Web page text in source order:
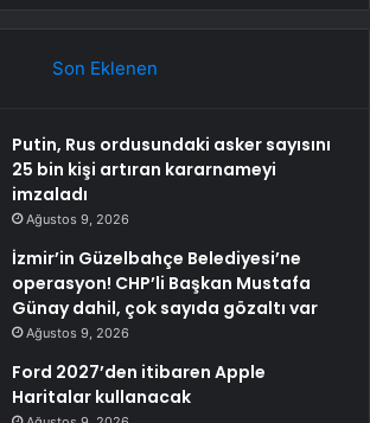
Son Eklenen
Putin, Rus ordusundaki asker sayısını
25 bin kişi artıran kararnameyi
imzaladı
Ağustos 9, 2026
İzmir’in Güzelbahçe Belediyesi’ne
operasyon! CHP’li Başkan Mustafa
Günay dahil, çok sayıda gözaltı var
Ağustos 9, 2026
Ford 2027’den itibaren Apple
Haritalar kullanacak